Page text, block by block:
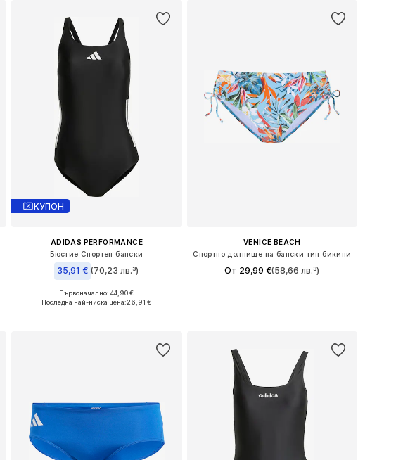
КУПОН
ADIDAS PERFORMANCE
Бюстие Спортен бански
35,91 € (70,23 лв.³)
+ 1
Налични размери: M, M, L, XL, XXL
Първоначално: 44,90 €
Последна най-ниска цена:26,91 €
VENICE BEACH
Спортно долнище на бански тип бикини
От 29,99 €(58,66 лв.³)